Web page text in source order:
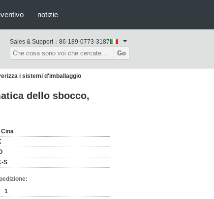
notizie
Sales & Support： 86-189-0773-3187
Go
i sistemi d'imballaggio
dello sbocco,
Cina
S
1